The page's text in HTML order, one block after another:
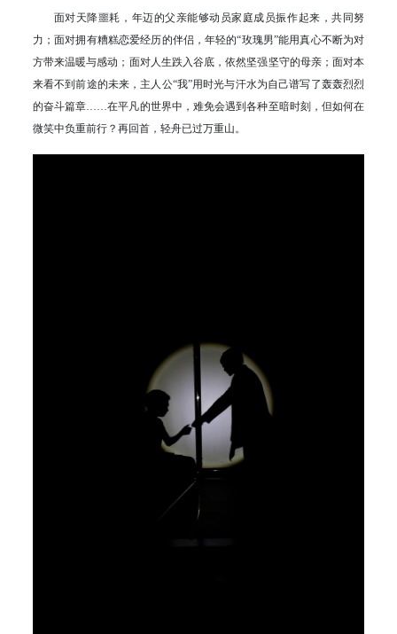
面对天降噩耗，年迈的父亲能够动员家庭成员振作起来，共同努
力；面对拥有糟糕恋爱经历的伴侣，年轻的“玫瑰男”能用真心不断为对
方带来温暖与感动；面对人生跌入谷底，依然坚强坚守的母亲；面对本
来看不到前途的未来，主人公“我”用时光与汗水为自己谱写了轰轰烈烈
的奋斗篇章……在平凡的世界中，难免会遇到各种至暗时刻，但如何在
微笑中负重前行？再回首，轻舟已过万重山。